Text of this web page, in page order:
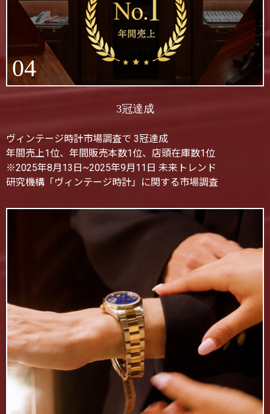
04
3冠達成
ヴィンテージ時計市場調査で 3冠達成
年間売上1位、年間販売本数1位、店頭在庫数1位
※2025年8月13日~2025年9月11日 未来トレンド
研究機構「ヴィンテージ時計」に関する市場調査